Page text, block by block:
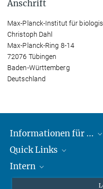
Anschrift
Max-Planck-Institut für
Christoph Dahl
Max-Planck-Ring 8-14
72076 Tübingen
Baden-Württemberg
Deutschland
Informationen für ...
Lieferanten
Studierende
Quick Links
Max-Planck-Gesellschaft
Max-Planck-Campus
Intern